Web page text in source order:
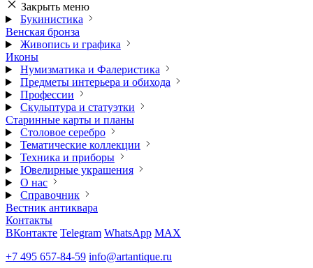
Закрыть меню
Букинистика
Венская бронза
Живопись и графика
Иконы
Нумизматика и Фалеристика
Предметы интерьера и обихода
Профессии
Скульптура и статуэтки
Старинные карты и планы
Столовое серебро
Тематические коллекции
Техника и приборы
Ювелирные украшения
О нас
Справочник
Вестник антиквара
Контакты
ВКонтакте Telegram WhatsApp MAX
+7 495 657-84-59 info@artantique.ru